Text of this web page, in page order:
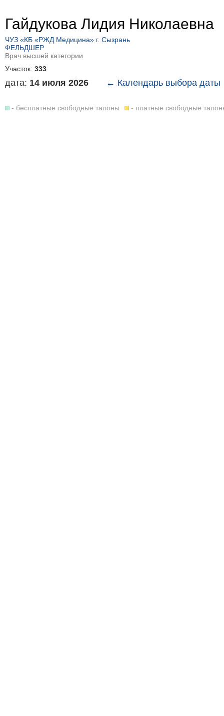
Гайдукова Лидия Николаевна
ЧУЗ «КБ «РЖД Медицина» г. Сызрань
ФЕЛЬДШЕР
Врач высшей категории
Участок: 333
дата: 14 июля 2026 ← Календарь выбора даты
- бесплатные свободные талоны - платные свободные